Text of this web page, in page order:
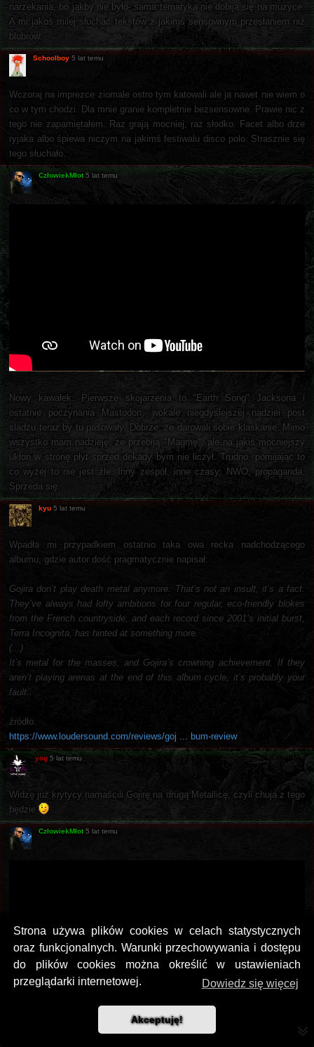
Strona używa plików cookies w celach statystycznych
oraz funkcjonalnych. Warunki przechowywania i dostępu
do plików cookies można określić w ustawieniach
przeglądarki internetowej.
Dowiedz się więcej
Akceptuję!
narzekania, bo jakby nie było- sama tematyka nie dobija się na muzyce.
A mi jakoś milej słuchać tekstów z jakimś sensownym przesłaniem niż
blubrów.
Schoolboy 5 lat temu
Wczoraj na imprezce ziomale ostro tym katowali ale ja nawet nie wiem o
co w tym chodzi. Dla mnie granie kompletnie bezsensowne. Prawie nic z
tego nie zapamiętałem. Raz grają mocniej, raz słodko. Facet albo drze
ryjaka albo śpiewa niczym na jakimś festiwalu disco polo. Strasznie się
tego słuchało.
CzłowiekMłot 5 lat temu
Nowy kawałek. Pierwsze skojarzenia to "Earth Song" Jacksona i
ostatnie poczynania Mastodon, wokale niegdysiejszej nadziei post
sladżu teraz by tu pasowały. Dobrze, że darowali sobie klaskanie. Mimo
wszystko mam nadzieję, że przebiją "Magmę", ale na jakiś mocniejszy
ukłon w stronę płyt sprzed dekady bym nie liczył. Trudno, pomijając to
co wyżej to nie jest źle. Inny zespół, inne czasy, NWO, propaganda.
Sprzeda się.
kyu 5 lat temu
Wpadła mi przypadkiem ostatnio taka owa recka nadchodzącego
albumu, gdzie autor dość pragmatycznie napisał:
Gojira don’t play death metal anymore. That’s not an insult, it’s a fact.
They’ve always had lofty ambitions for four regular, eco-friendly blokes
from the French countryside, and each record since 2001’s initial burst,
Terra Incognita, has hinted at something more.
(...)
It’s metal for the masses, and Gojira’s crowning achievement. If they
aren’t playing arenas at the end of this album cycle, it’s probably your
fault.
źródło:
https://www.loudersound.com/reviews/goj ... bum-review
yog 5 lat temu
Widzę już krytycy namaścili Gojirę na drugą Metallicę, czyli chuja z tego
będzie
CzłowiekMłot 5 lat temu